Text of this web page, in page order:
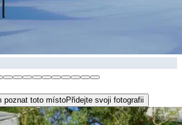
poznat toto místoPřidejte svoji fotografii